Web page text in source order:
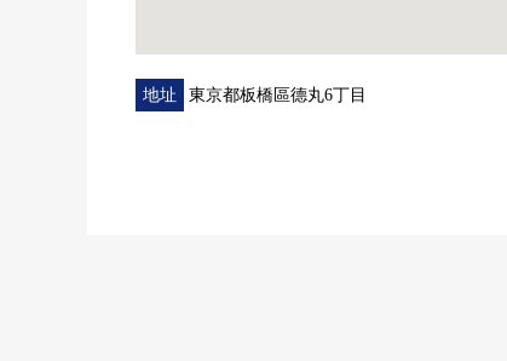
地址 東京都板橋區德丸6丁目